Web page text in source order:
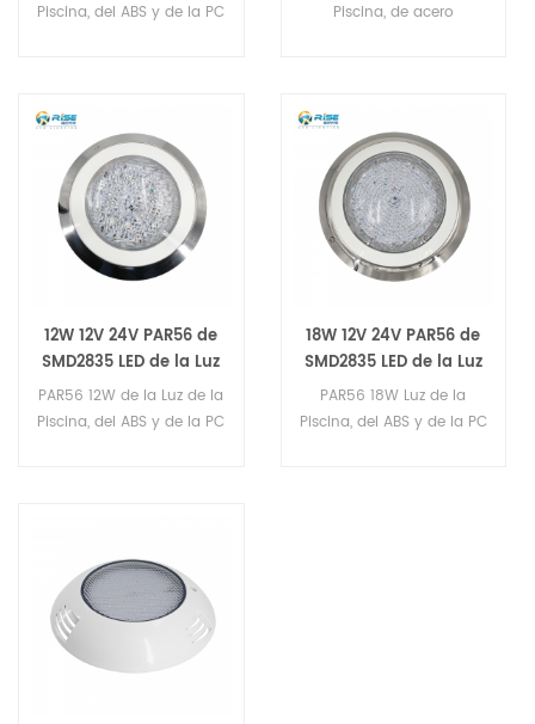
Piscina, del ABS y de la PC
LED SMD2835,Con Control
DMX / Control Remoto RF
/ RGB Control Externo.
Piscina, de acero
432pcs Fuente del LED
SMD2835,Con Control
DMX / Control Remoto RF
/ RGB Control Externo.
12W 12V 24V PAR56 de
SMD2835 LED de la Luz
de la Piscina
PAR56 12W de la Luz de la
Piscina, del ABS y de la PC
Remoto RF / RGB Control
Externo.
18W 12V 24V PAR56 de
SMD2835 LED de la Luz
de la Piscina
PAR56 18W Luz de la
Piscina, del ABS y de la PC